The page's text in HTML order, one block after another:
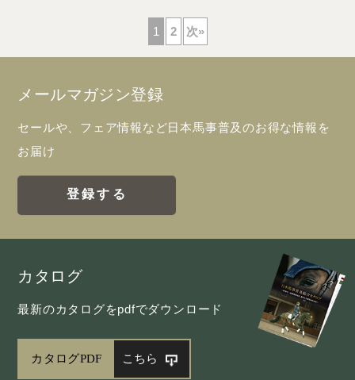
1 2 次»
メールマガジン登録
セールや、フェア情報など日本馬事普及のお得な情報を
お届け
登録する
カタログ
最新のカタログをpdfでダウンロード
カタログPDF こちら